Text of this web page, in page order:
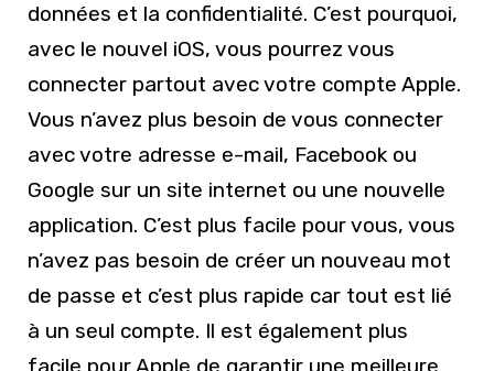
données et la confidentialité. C’est pourquoi,
avec le nouvel iOS, vous pourrez vous
connecter partout avec votre compte Apple.
Vous n’avez plus besoin de vous connecter
avec votre adresse e-mail, Facebook ou
Google sur un site internet ou une nouvelle
application. C’est plus facile pour vous, vous
n’avez pas besoin de créer un nouveau mot
de passe et c’est plus rapide car tout est lié
à un seul compte. Il est également plus